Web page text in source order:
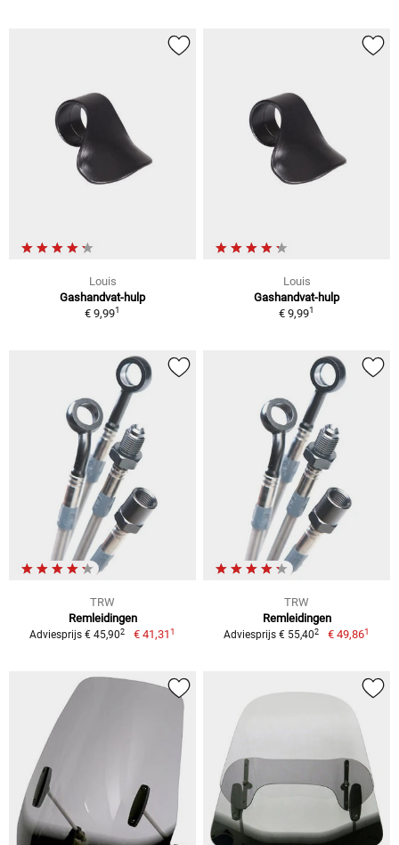
Louis
Gashandvat-hulp
€ 9,991
Louis
Gashandvat-hulp
€ 9,991
TRW
Remleidingen
Adviesprijs € 45,902 € 41,311
TRW
Remleidingen
Adviesprijs € 55,402 € 49,861